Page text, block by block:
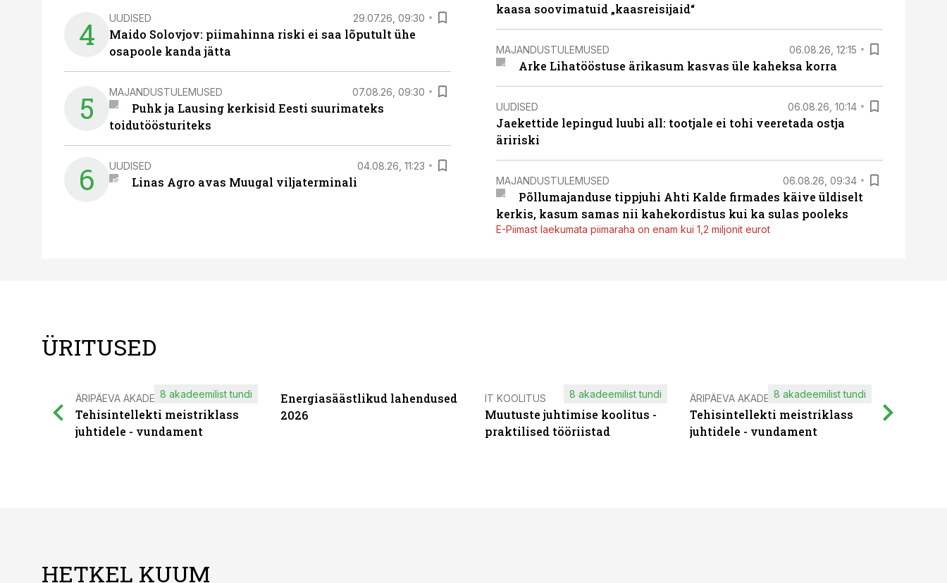
4 UUDISED 29.07.26, 09:30
Maido Solovjov: piimahinna riski ei saa lõputult ühe
osapoole kanda jätta
5 MAJANDUSTULEMUSED 07.08.26, 09:30
Puhk ja Lausing kerkisid Eesti suurimateks
toidutöösturiteks
6 UUDISED 04.08.26, 11:23
Linas Agro avas Muugal viljaterminali
kaasa soovimatuid „kaasreisijaid“
MAJANDUSTULEMUSED 06.08.26, 12:15
Arke Lihatööstuse ärikasum kasvas üle kaheksa korra
UUDISED 06.08.26, 10:14
Jaekettide lepingud luubi all: tootjale ei tohi veeretada ostja
äririski
MAJANDUSTULEMUSED 06.08.26, 09:34
Põllumajanduse tippjuhi Ahti Kalde firmades käive üldiselt
kerkis, kasum samas nii kahekordistus kui ka sulas pooleks
E-Piimast laekumata piimaraha on enam kui 1,2 miljonit eurot
ÜRITUSED
ÄRIPÄEVA AKADEEMIA
Tehisintellekti meistriklass
juhtidele - vundament
8 akadeemilist tundi
Energiasäästlikud lahendused
2026
IT KOOLITUS
Muutuste juhtimise koolitus -
praktilised tööriistad
8 akadeemilist tundi ÄRIPÄEVA AKADEEMIA
Tehisintellekti meistriklass
juhtidele - vundament
8 akadeemilist tundi
HETKEL KUUM